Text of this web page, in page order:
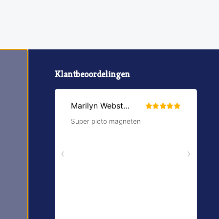
Klantbeoordelingen